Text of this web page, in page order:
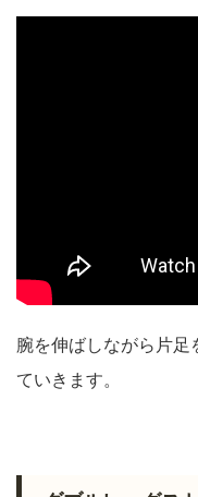
腕を伸ばしながら片
ていきます。